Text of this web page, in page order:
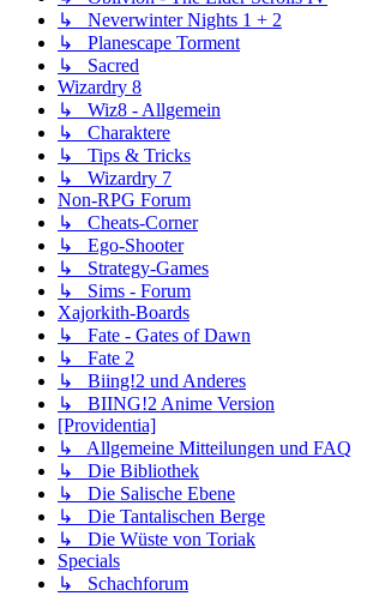
↳ Neverwinter Nights 1 + 2
↳ Planescape Torment
↳ Sacred
Wizardry 8
↳ Wiz8 - Allgemein
↳ Charaktere
↳ Tips & Tricks
↳ Wizardry 7
Non-RPG Forum
↳ Cheats-Corner
↳ Ego-Shooter
↳ Strategy-Games
↳ Sims - Forum
Xajorkith-Boards
↳ Fate - Gates of Dawn
↳ Fate 2
↳ Biing!2 und Anderes
↳ BIING!2 Anime Version
[Providentia]
↳ Allgemeine Mitteilungen und FAQ
↳ Die Bibliothek
↳ Die Salische Ebene
↳ Die Tantalischen Berge
↳ Die Wüste von Toriak
Specials
↳ Schachforum